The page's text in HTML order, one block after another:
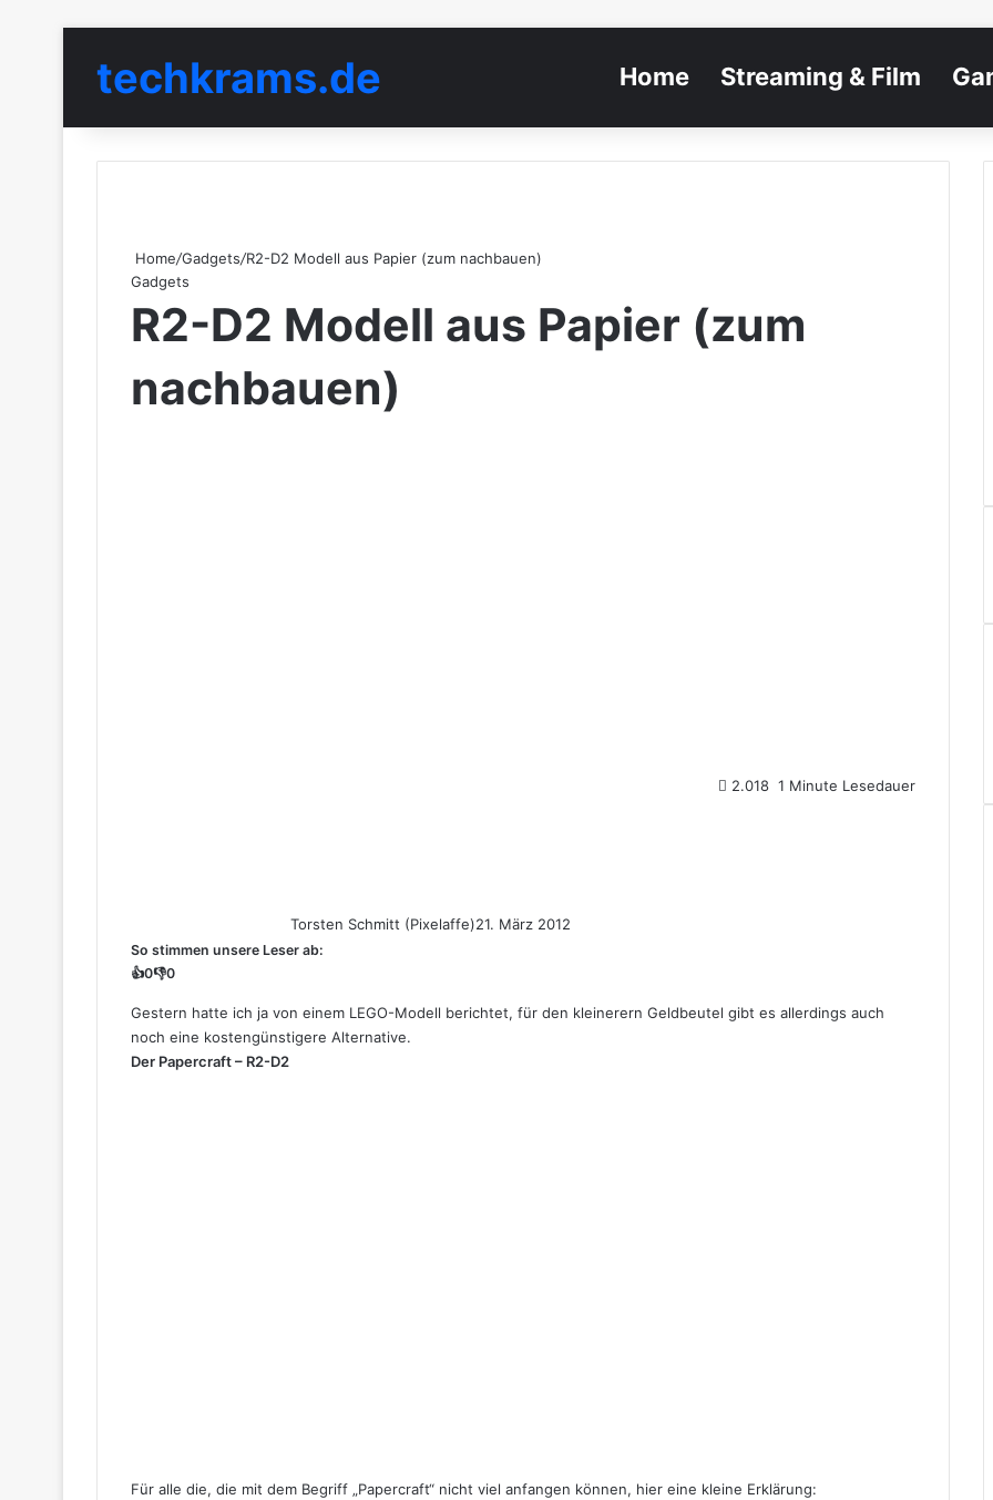
techkrams.de Home Streaming & Film
Home/Gadgets/R2-D2 Modell aus Papier (zum nachbauen)
Gadgets
R2-D2 Modell aus Papier (zum
nachbauen)
Torsten Schmitt (Pixelaffe)21. März 2012
2.018 1 Minute Lesedauer
So stimmen unsere Leser ab:
👍0👎0
Gestern hatte ich ja von einem LEGO-Modell berichtet, für den kleinerern Geldbeutel gibt es allerdings auch
noch eine kostengünstigere Alternative.
Der Papercraft – R2-D2
Für alle die, die mit dem Begriff „Papercraft“ nicht viel anfangen können, hier eine kleine Erklärung: